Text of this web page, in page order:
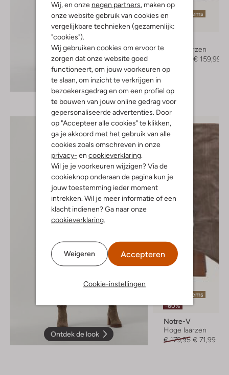
Wij, en onze negen partners , maken op
onze website gebruik van cookies en
vergelijkbare technieken (gezamenlijk:
"cookies").
Wij gebruiken cookies om ervoor te
zorgen dat onze website goed
functioneert, om jouw voorkeuren op
te slaan, om inzicht te verkrijgen in
bezoekersgedrag en om een profiel op
te bouwen van jouw online gedrag voor
gepersonaliseerde advertenties. Door
op "Accepteer alle cookies" te klikken,
ga je akkoord met het gebruik van alle
cookies zoals omschreven in onze
privacy- en cookieverklaring
Wil je je voorkeuren wijzigen? Via de
cookieknop onderaan de pagina kun je
jouw toestemming ieder moment
intrekken. Wil je meer informatie of een
klacht indienen? Ga naar onze
cookieverklaring
Weigeren Accepteren
Cookie-instellingen
Ontdek de look
Laatste items
-50%
Hoge laarzen
€ 159,99
Ontdek de look
Laatste items
-60%
Notre-V
Hoge laarzen
€ 179,95 € 71,99